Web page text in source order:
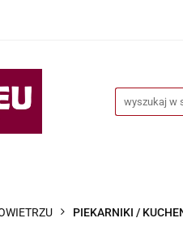
PIEKARNIKI /